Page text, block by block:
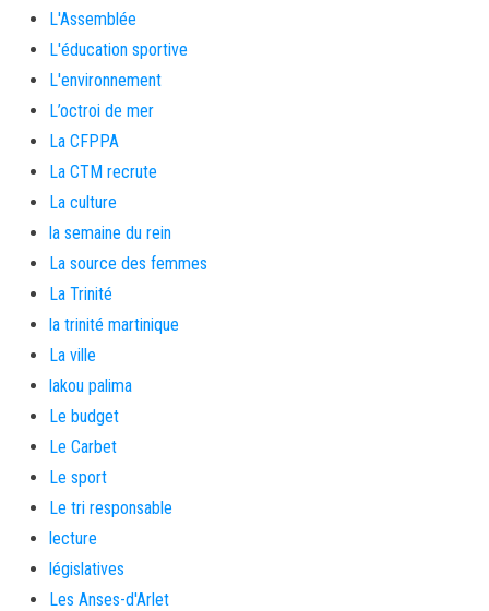
L'Assemblée
L'éducation sportive
L'environnement
L’octroi de mer
La CFPPA
La CTM recrute
La culture
la semaine du rein
La source des femmes
La Trinité
la trinité martinique
La ville
lakou palima
Le budget
Le Carbet
Le sport
Le tri responsable
lecture
législatives
Les Anses-d'Arlet